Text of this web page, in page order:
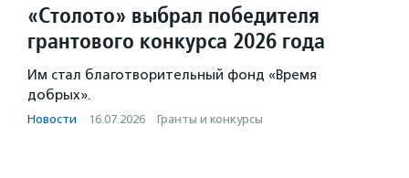
«Столото» выбрал победителя
грантового конкурса 2026 года
Им стал благотворительный фонд «Время
добрых».
Новости · 16.07.2026 · Гранты и конкурсы